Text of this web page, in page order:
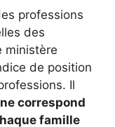
professions
des
ministère
de position
Il
correspond
famille